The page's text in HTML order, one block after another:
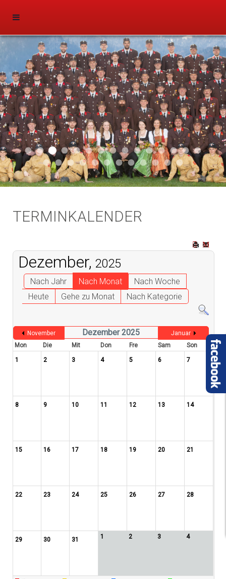
Aktuell 046
Aktuell 047
Start 011
Aktuell 044
Aktuell 043
Aktuell 041
Aktuell 042
Aktuell 035
Aktuell 031
Aktuell 032
Aktuell 033
Aktuell 029
Aktuell 027
Aktuell 026
Start
Aktuell 024
Aktuell 019
Auto 010Start 010
Start 002
Auto 002Auto 009Auto 006Start 008Start 005Start 003
Start 006
TERMINKALENDER
Dezember, 2025
Nach Jahr Nach Monat
Nach Woche
Heute
Gehe zu Monat Nach Kategorie
November Dezember 2025
Januar
Mon
Die Mit Don Fre Sam Son
1 2 3 4 5 6 7
8 9 10 11 12 13 14
15 16 17 18 19 20 21
22 23 24 25 26 27 28
29 30 31 1 2 3 4